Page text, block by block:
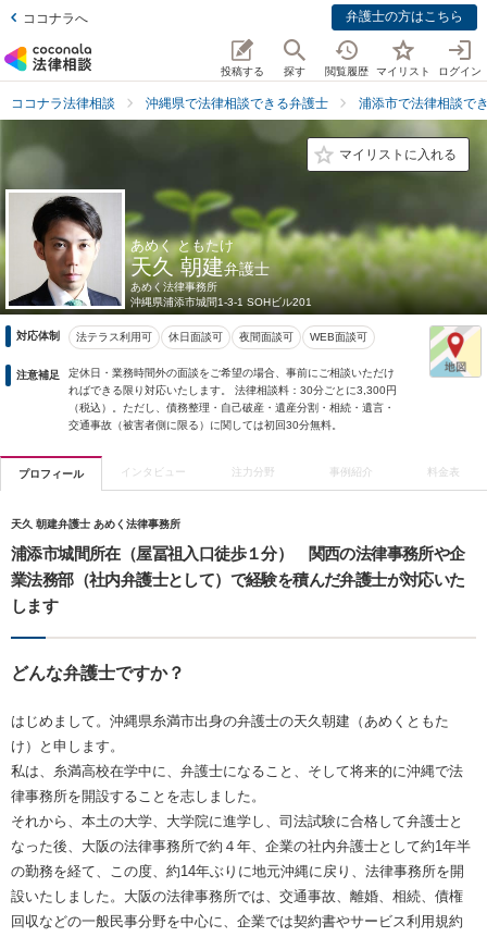
ココナラへ 弁護士の方はこちら
投稿する 探す 閲覧履歴 マイリスト ログイン
ココナラ法律相談 沖縄県で法律相談できる弁護士 浦添市で法律相談で
マイリストに入れる
あめく ともたけ
天久 朝建弁護士
あめく法律事務所
沖縄県浦添市城間1-3-1 SOHビル201
対応体制 法テラス利用可 休日面談可 夜間面談可 WEB面談可
注意補足
定休日・業務時間外の面談をご希望の場合、事前にご相談いただけ
ればできる限り対応いたします。 法律相談料：30分ごとに3,300円
（税込）。ただし、債務整理・自己破産・遺産分割・相続・遺言・
交通事故（被害者側に限る）に関しては初回30分無料。
プロフィール インタビュー 注力分野 事例紹介 料金表
天久 朝建弁護士 あめく法律事務所
浦添市城間所在（屋冨祖入口徒歩１分） 関西の法律事務所や企
業法務部（社内弁護士として）で経験を積んだ弁護士が対応いた
します
どんな弁護士ですか？
はじめまして。沖縄県糸満市出身の弁護士の天久朝建（あめくともた
け）と申します。
私は、糸満高校在学中に、弁護士になること、そして将来的に沖縄で法
律事務所を開設することを志しました。
それから、本土の大学、大学院に進学し、司法試験に合格して弁護士と
なった後、大阪の法律事務所で約４年、企業の社内弁護士として約1年半
の勤務を経て、この度、約14年ぶりに地元沖縄に戻り、法律事務所を開
設いたしました。大阪の法律事務所では、交通事故、離婚、相続、債権
回収などの一般民事分野を中心に、企業では契約書やサービス利用規約